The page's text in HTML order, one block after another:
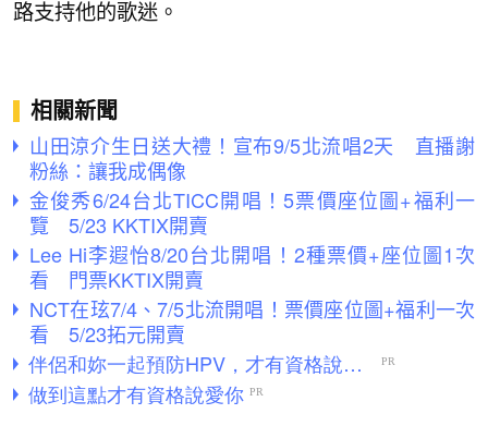
路支持他的歌迷。
相關新聞
山田涼介生日送大禮！宣布9/5北流唱2天 直播謝
粉絲：讓我成偶像
金俊秀6/24台北TICC開唱！5票價座位圖+福利一
覽 5/23 KKTIX開賣
Lee Hi李遐怡8/20台北開唱！2種票價+座位圖1次
看 門票KKTIX開賣
NCT在玹7/4、7/5北流開唱！票價座位圖+福利一次
看 5/23拓元開賣